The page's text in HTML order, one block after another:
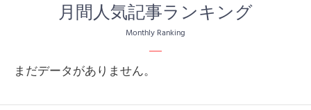
月間人気記事ランキング
Monthly Ranking
まだデータがありません。